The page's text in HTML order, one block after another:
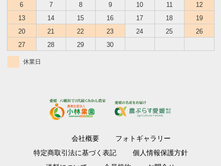
6
7 8 9 10 11
12
13
14 15 16 17 18
19
20
21 22 23 24 25
26
27
28 29 30
休業日
会社概要
フォトギャラリー
特定商取引法に基づく表記
個人情報保護方針